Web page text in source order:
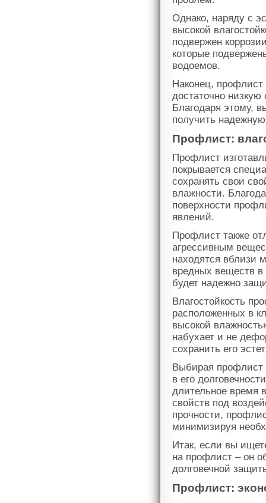
Однако, наряду с
высокой
подвержен
которые
водоемов.
Наконец,
достаточно низкую
Благодаря этому,
получить
Профлист:
Профлист
покрывается
сохранять свои
влажности.
поверхности
явлений.
Профлист также
агрессивным
находятся вблизи
вредных веществ
будет надежно
Влагостойкость
расположенных в
высокой
набухает и не
сохранить его
Выбирая профлист
в его
длительное время
свойств под
прочности,
минимизируя
Итак, если вы
на профлист – он
долговечной
Профлист: